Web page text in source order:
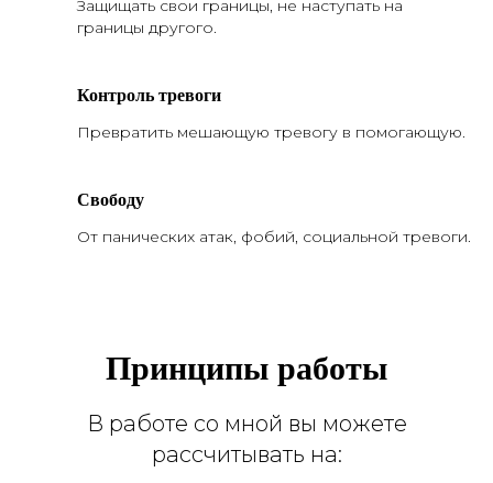
Защищать свои границы, не наступать на
границы другого.
Контроль тревоги
Превратить мешающую тревогу в помогающую.
Свободу
От панических атак, фобий, социальной тревоги.
Принципы работы
В работе со мной вы можете
рассчитывать на: